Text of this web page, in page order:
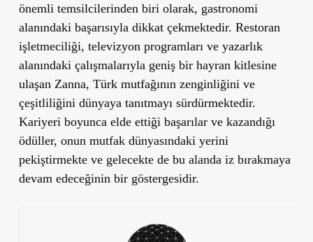
önemli temsilcilerinden biri olarak, gastronomi
alanındaki başarısıyla dikkat çekmektedir. Restoran
işletmeciliği, televizyon programları ve yazarlık
alanındaki çalışmalarıyla geniş bir hayran kitlesine
ulaşan Zanna, Türk mutfağının zenginliğini ve
çeşitliliğini dünyaya tanıtmayı sürdürmektedir.
Kariyeri boyunca elde ettiği başarılar ve kazandığı
ödüller, onun mutfak dünyasındaki yerini
pekiştirmekte ve gelecekte de bu alanda iz bırakmaya
devam edeceğinin bir göstergesidir.